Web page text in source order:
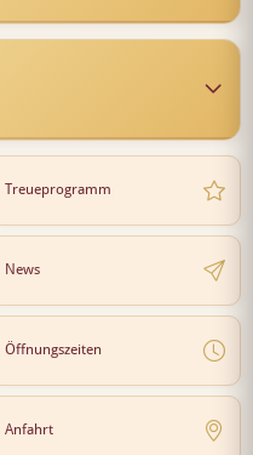
Treueprogramm
News
Öffnungszeiten
Anfahrt